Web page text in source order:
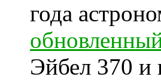
года
Эйбел 370 и